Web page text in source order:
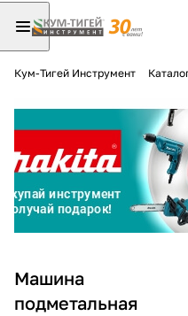
Кум-Тигей Инструмент
Машина
подметальная
Разбейте
оплатуна
без переплат
График платежей